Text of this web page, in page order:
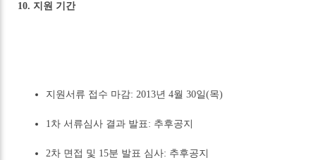
10. 지원 기간
지원서류 접수 마감: 2013년 4월 30일(목)
1차 서류심사 결과 발표: 추후공지
2차 면접 및 15분 발표 심사: 추후공지